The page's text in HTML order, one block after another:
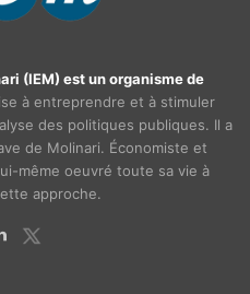
(IEM) est un organisme de
à entreprendre et à stimuler
des politiques publiques. Il a
de Molinari. Économiste et
même oeuvré toute sa vie à
approche.